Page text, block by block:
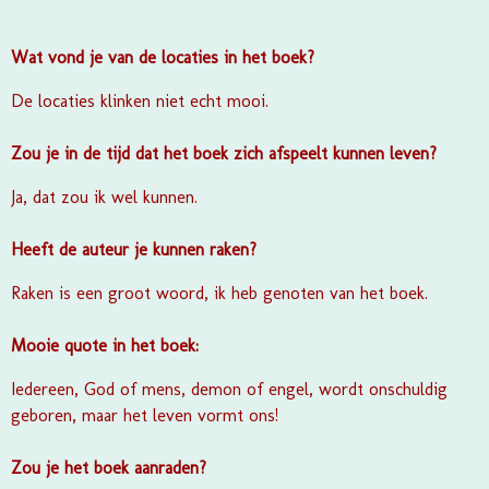
Wat vond je van de locaties in het boek?
De locaties klinken niet echt mooi.
Zou je in de tijd dat het boek zich afspeelt kunnen leven?
Ja, dat zou ik wel kunnen.
Heeft de auteur je kunnen raken?
Raken is een groot woord, ik heb genoten van het boek.
Mooie quote in het boek:
Iedereen, God of mens, demon of engel, wordt onschuldig
geboren, maar het leven vormt ons!
Zou je het boek aanraden?